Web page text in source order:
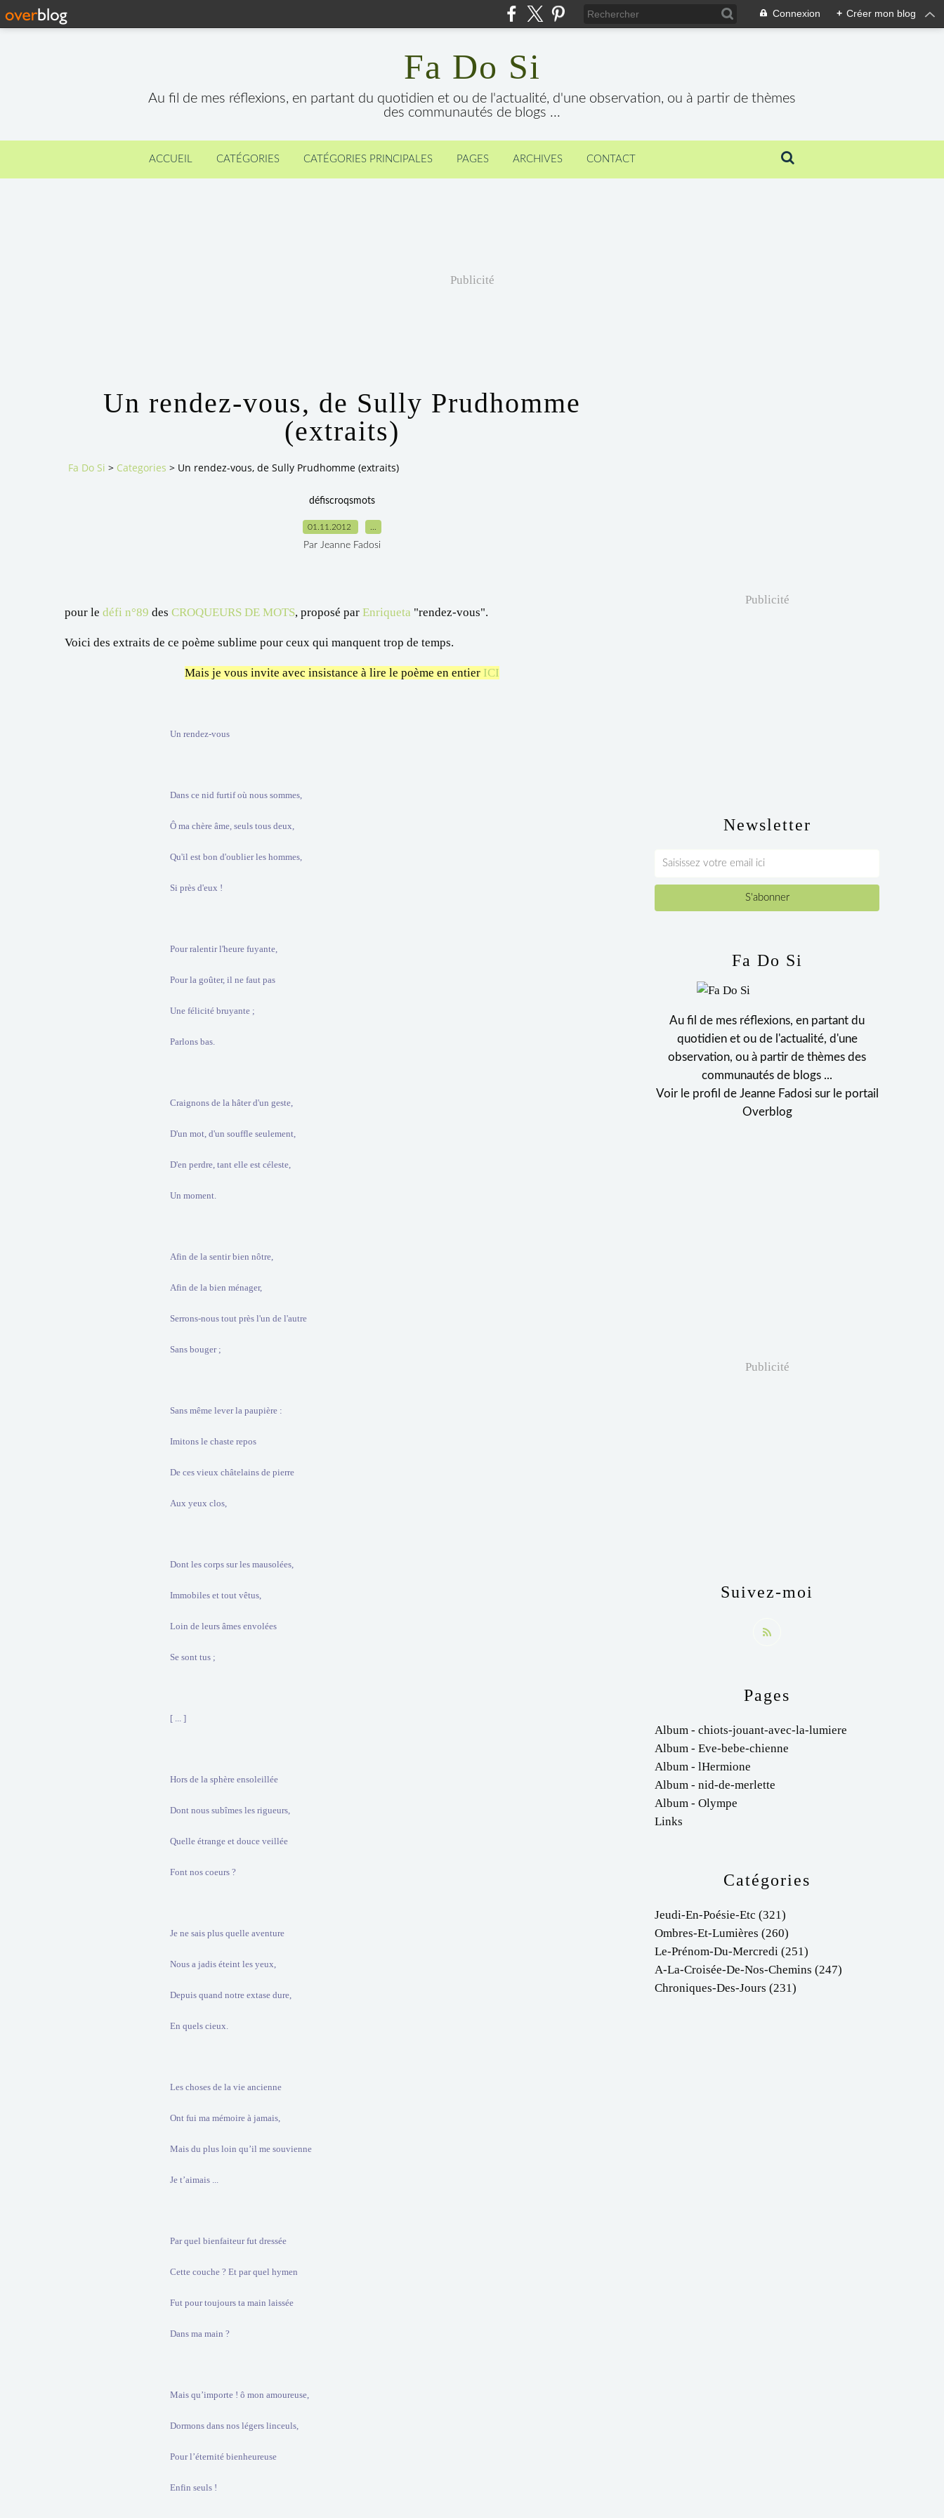
Connexion + Créer mon blog
Fa Do Si
Au fil de mes réflexions, en partant du quotidien et ou de l'actualité, d'une observation, ou à partir de thèmes
des communautés de blogs ...
ACCUEIL CATÉGORIES CATÉGORIES PRINCIPALES PAGES ARCHIVES CONTACT
Publicité
Un rendez-vous, de Sully Prudhomme
(extraits)
Fa Do Si > Categories > Un rendez-vous, de Sully Prudhomme (extraits)
défiscroqsmots
01.11.2012
Par Jeanne Fadosi
pour le défi n°89 des CROQUEURS DE MOTS, proposé par Enriqueta "rendez-vous".
Voici des extraits de ce poème sublime pour ceux qui manquent trop de temps.
Mais je vous invite avec insistance à lire le poème en entier ICI
Un rendez-vous
Dans ce nid furtif où nous sommes,
Ô ma chère âme, seuls tous deux,
Qu'il est bon d'oublier les hommes,
Si près d'eux !
Pour ralentir l'heure fuyante,
Pour la goûter, il ne faut pas
Une félicité bruyante ;
Parlons bas.
Craignons de la hâter d'un geste,
D'un mot, d'un souffle seulement,
D'en perdre, tant elle est céleste,
Un moment.
Afin de la sentir bien nôtre,
Afin de la bien ménager,
Serrons-nous tout près l'un de l'autre
Sans bouger ;
Sans même lever la paupière :
Imitons le chaste repos
De ces vieux châtelains de pierre
Aux yeux clos,
Dont les corps sur les mausolées,
Immobiles et tout vêtus,
Loin de leurs âmes envolées
Se sont tus ;
[ ... ]
Hors de la sphère ensoleillée
Dont nous subîmes les rigueurs,
Quelle étrange et douce veillée
Font nos coeurs ?
Je ne sais plus quelle aventure
Nous a jadis éteint les yeux,
Depuis quand notre extase dure,
En quels cieux.
Les choses de la vie ancienne
Ont fui ma mémoire à jamais,
Mais du plus loin qu’il me souvienne
Je t’aimais ...
Par quel bienfaiteur fut dressée
Cette couche ? Et par quel hymen
Fut pour toujours ta main laissée
Dans ma main ?
Mais qu’importe ! ô mon amoureuse,
Dormons dans nos légers linceuls,
Pour l’éternité bienheureuse
Enfin seuls !
Newsletter
Publicité
Catégories
Jeudi-En-Poésie-Etc (321)
Ombres-Et-Lumières (260)
Le-Prénom-Du-Mercredi (251)
A-La-Croisée-De-Nos-Chemins (247)
Chroniques-Des-Jours (231)
Pages
Album - chiots-jouant-avec-la-lumiere
Album - Eve-bebe-chienne
Album - lHermione
Album - nid-de-merlette
Album - Olympe
Links
Fa Do Si
Au fil de mes réflexions, en partant du
quotidien et ou de l'actualité, d'une
observation, ou à partir de thèmes des
communautés de blogs ...
Voir le profil de Jeanne Fadosi sur le portail
Overblog
Suivez-moi
Publicité